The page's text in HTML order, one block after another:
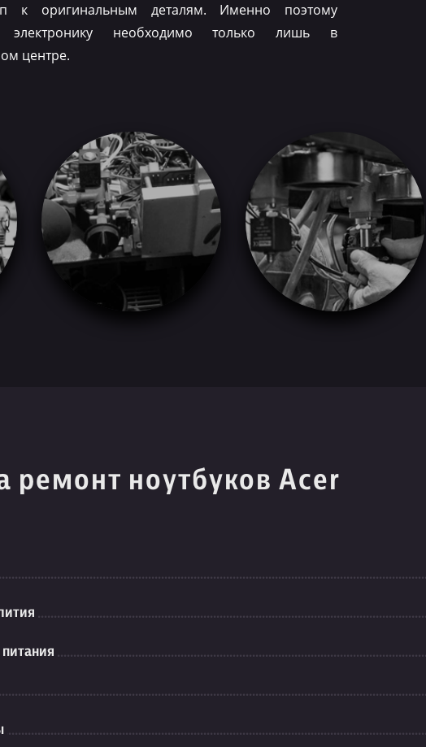
к оригинальным деталям. Именно поэтому
электронику необходимо только лишь в
центре.
ремонт ноутбуков Acer